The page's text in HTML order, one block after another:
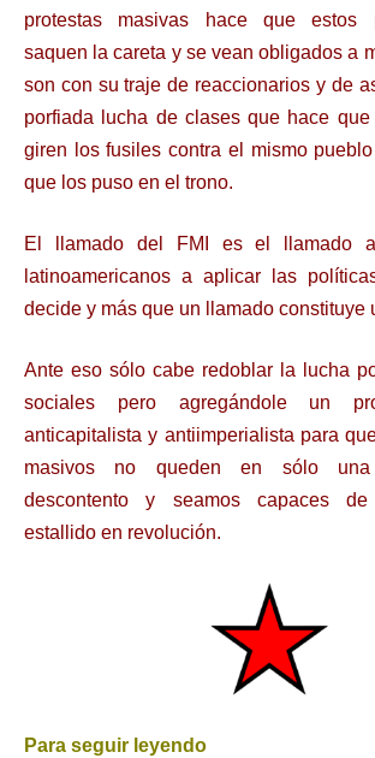
protestas masivas hace que estos
saquen la careta y se vean obligados a
son con su traje de reaccionarios y de
porfiada lucha de clases que hace
giren los fusiles contra el mismo
que los puso en el trono.
El llamado del FMI es el llamado
latinoamericanos a aplicar las
decide y más que un llamado constituye
Ante eso sólo cabe redoblar la lucha
sociales pero agregándole un
anticapitalista y antiimperialista para
masivos no queden en sólo
descontento y seamos capaces de
estallido en revolución.
Para seguir leyendo